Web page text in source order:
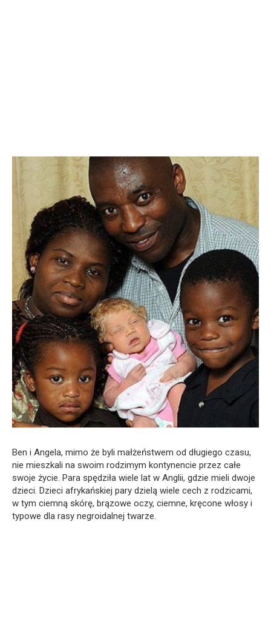
Ben i Angela, mimo że byli małżeństwem od długiego czasu,
nie mieszkali na swoim rodzimym kontynencie przez całe
swoje życie. Para spędziła wiele lat w Anglii, gdzie mieli dwoje
dzieci. Dzieci afrykańskiej pary dzielą wiele cech z rodzicami,
w tym ciemną skórę, brązowe oczy, ciemne, kręcone włosy i
typowe dla rasy negroidalnej twarze.